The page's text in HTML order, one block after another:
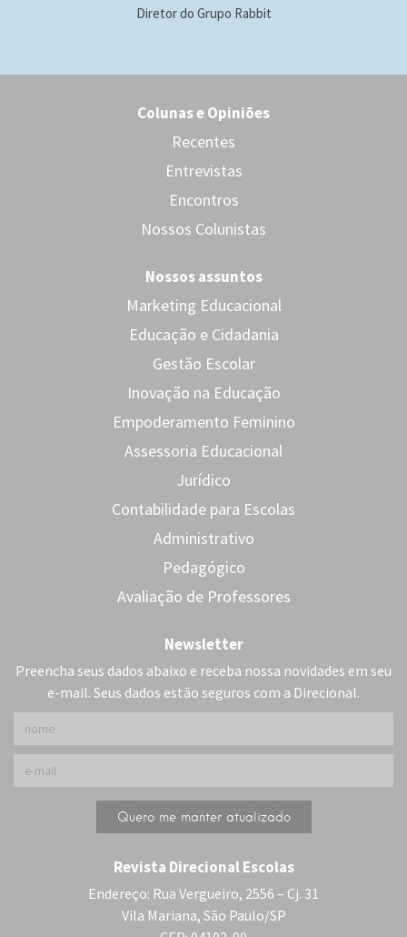
Diretor do Grupo Rabbit
Colunas e Opiniões
Recentes
Entrevistas
Encontros
Nossos Colunistas
Nossos assuntos
Marketing Educacional
Educação e Cidadania
Gestão Escolar
Inovação na Educação
Empoderamento Feminino
Assessoria Educacional
Jurídico
Contabilidade para Escolas
Administrativo
Pedagógico
Avaliação de Professores
Newsletter
Preencha seus dados abaixo e receba nossa novidades em seu
e-mail. Seus dados estão seguros com a Direcional.
Revista Direcional Escolas
Endereço: Rua Vergueiro, 2556 – Cj. 31
Vila Mariana, São Paulo/SP